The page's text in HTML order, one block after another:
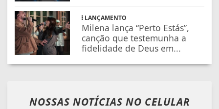
LANÇAMENTO
Milena lança “Perto Estás”,
canção que testemunha a
fidelidade de Deus em...
NOSSAS NOTÍCIAS NO CELULAR